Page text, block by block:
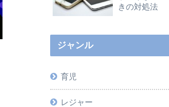
きの対処法
ジャンル
育児
レジャー